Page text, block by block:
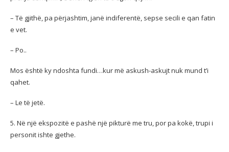
– Të gjithë, pa përjashtim, janë indiferentë, sepse secili e qan fatin
e vet.
– Po..
Mos është ky ndoshta fundi…kur më askush-askujt nuk mund t’i
qahet.
– Le të jetë.
5. Në një ekspozitë e pashë një pikturë me tru, por pa kokë, trupi i
personit ishte gjethe.